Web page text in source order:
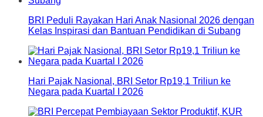
BRI Peduli Rayakan Hari Anak Nasional 2026 dengan
Kelas Inspirasi dan Bantuan Pendidikan di Subang
Hari Pajak Nasional, BRI Setor Rp19,1 Triliun ke
Negara pada Kuartal I 2026